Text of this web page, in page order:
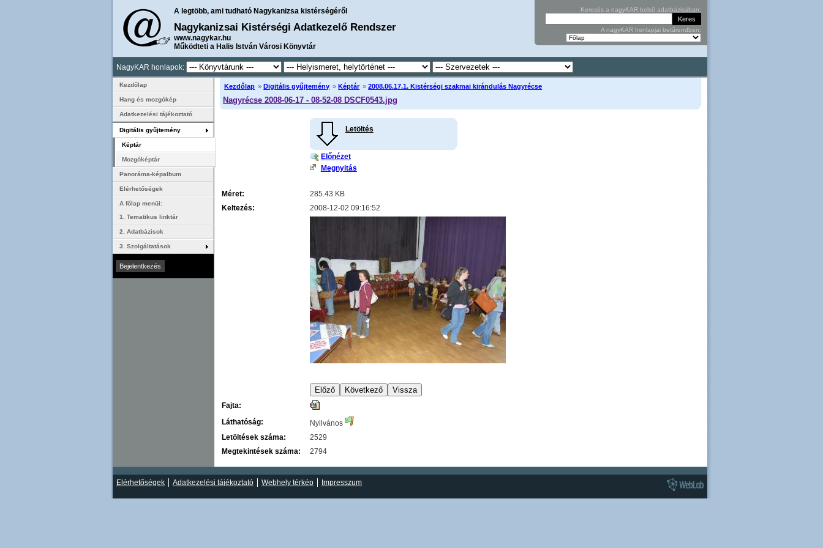
A legtöbb, ami tudható Nagykanizsa kistérségéről
Nagykanizsai Kistérségi Adatkezelő Rendszer
www.nagykar.hu
Működteti a Halis István Városi Könyvtár
Keresés a nagyKAR belső adatbázisában:
A nagyKAR honlapjai betűrendben:
NagyKAR honlapok:
Kezdőlap » Digitális gyűjtemény » Képtár »2008.06.17.1. Kistérségi szakmai kirándulás Nagyrécse
Nagyrécse 2008-06-17 - 08-52-08 DSCF0543.jpg
Letöltés
Előnézet
Megnyitás
Méret:
285.43 KB
Keltezés:
2008-12-02 09:16:52
Fajta:
Láthatóság:
Nyilvános
Letöltések száma:
2529
Megtekintések száma:
2794
Kezdőlap
Hang és mozgókép
Adatkezelési tájékoztató
Digitális gyűjtemény
Képtár
Mozgóképtár
Panoráma-képalbum
Elérhetőségek
A főlap menüi:
1. Tematikus linktár
2. Adatbázisok
3. Szolgáltatások
Elérhetőségek Adatkezelési tájékoztató Webhely térkép Impresszum